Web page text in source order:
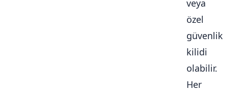
veya
özel
güvenlik
kilidi
olabilir.
Her